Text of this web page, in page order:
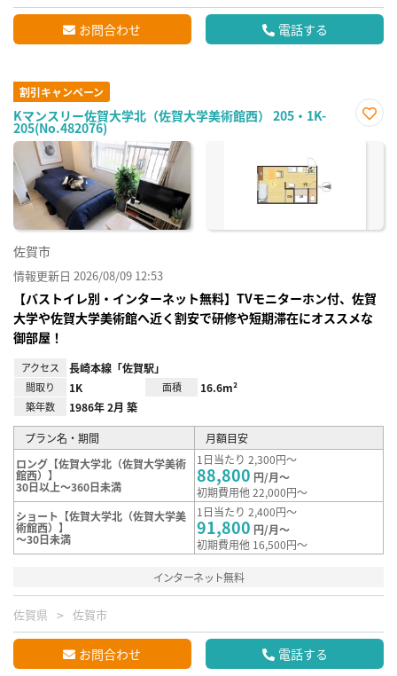
お問合わせ 電話する
割引キャンペーン
Kマンスリー佐賀大学北（佐賀大学美術館西） 205・1K-
205(No.482076)
に入
佐賀市
情報更新日 2026/08/09 12:53
【バストイレ別・インターネット無料】TVモニターホン付、佐賀
大学や佐賀大学美術館へ近く割安で研修や短期滞在にオススメな
御部屋！
アクセス 長崎本線「佐賀駅」
間取り 1K 面積 16.6m²
築年数 1986年 2月 築
プラン名・期間
月額目安
ロング【佐賀大学北（佐賀大学美術
館西）】
30日以上～360日未満
1日当たり 2,300円～
88,800 円/月～
初期費用他 22,000円～
ショート【佐賀大学北（佐賀大学美
術館西）】
～30日未満
1日当たり 2,400円～
91,800 円/月～
初期費用他 16,500円～
インターネット無料
佐賀県 佐賀市
お問合わせ 電話する